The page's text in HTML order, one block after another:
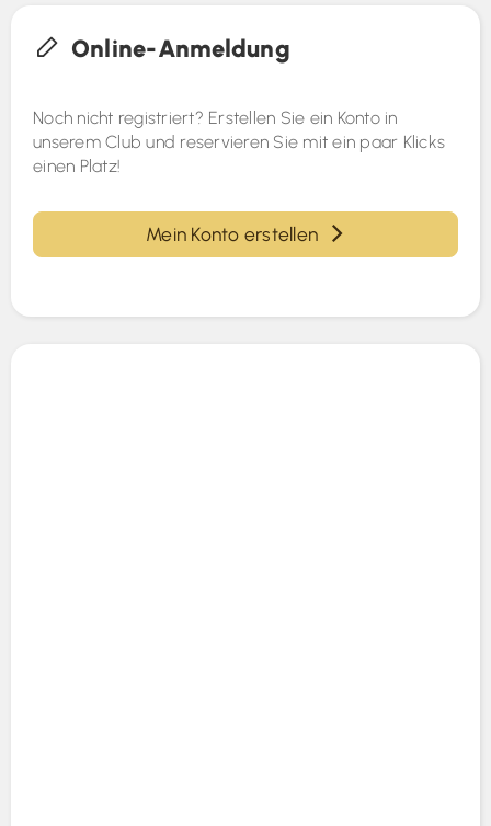
Online-Anmeldung
Noch nicht registriert? Erstellen Sie ein Konto in
unserem Club und reservieren Sie mit ein paar Klicks
einen Platz!
Mein Konto erstellen